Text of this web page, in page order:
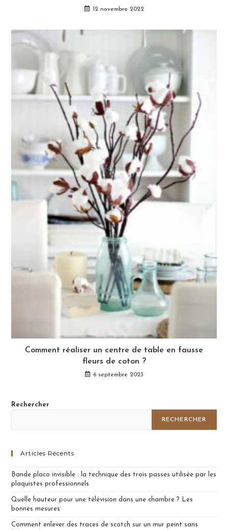
12 novembre 2022
Comment réaliser un centre de table en fausse
fleurs de coton ?
6 septembre 2023
Rechercher
RECHERCHER
Articles Récents
Bande placo invisible : la technique des trois passes utilisée par les
plaquistes professionnels
Quelle hauteur pour une télévision dans une chambre ? Les
bonnes mesures
Comment enlever des traces de scotch sur un mur peint sans